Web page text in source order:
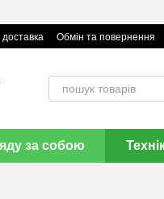
Обмін та повернення
за собою